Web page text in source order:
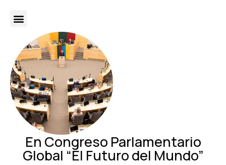
En Congreso Parlamentario
Global “El Futuro del Mundo”